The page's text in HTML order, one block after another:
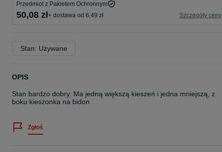
Przedmiot z Pakietem Ochronnym
50,08 zł+ dostawa od 6,49 zł Szczegóły ceny
Stan: Używane
OPIS
Stan bardzo dobry. Ma jedną większą kieszeń i jedna mniejszą, z
boku kieszonka na bidon
Zgłoś